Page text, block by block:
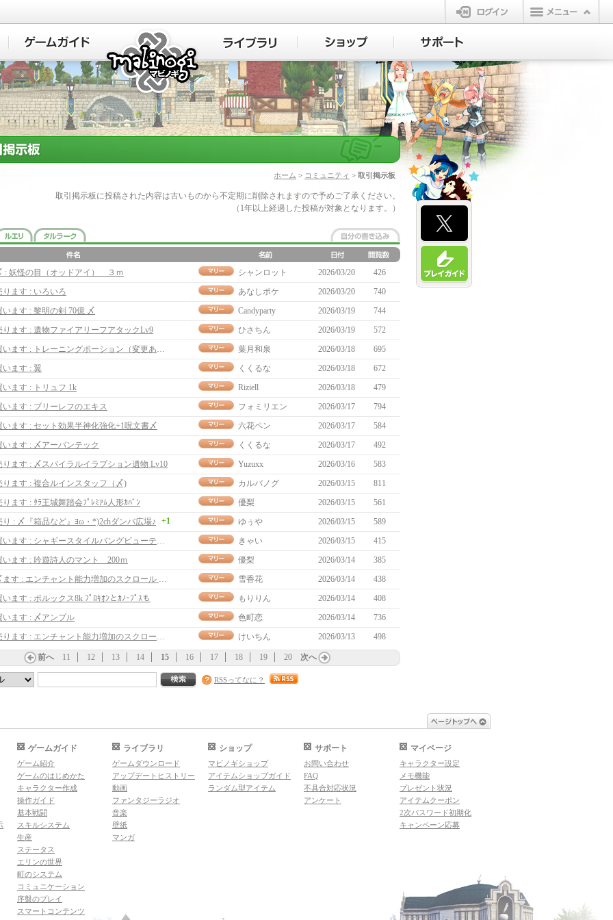
ログイン
マビノギ
ホーム > コミュニティ > 取引掲示板
取引掲示板に投稿された内容は古いものから不定期に削除されますので予めご了承ください。
（1年以上経過した投稿が対象となります。）
: 妖怪の目（オッドアイ） ３ｍ シャンロット 2026/03/20
426
ります : いろいろ
あなしポケ 2026/03/20
740
います : 黎明の剣 70億 〆
Candyparty 2026/03/19
744
ります : 遺物ファイアリーフアタックLv9
ひさちん 2026/03/19
572
買います : トレーニングポーション（変更あり）
葉月和泉 2026/03/18
695
います : 翼
くくるな 2026/03/18
672
います : トリュフ 1k
Riziell 2026/03/18
479
います : ブリーレフのエキス
フォミリエン 2026/03/17
794
います : セット効果半神化強化+1呪文書〆
六花ペン 2026/03/17
584
います : 〆アーバンテック
くくるな 2026/03/17
492
ります : 〆スパイラルイラプション遺物 Lv10
Yuzuxx 2026/03/16
583
ります : 複合ルインスタッフ（〆)
カルバノグ 2026/03/15
811
ります : ﾀﾗ王城舞踏会ﾌﾟﾚﾐｱﾑ人形ｶﾊﾞﾝ
優梨 2026/03/15
561
り : 〆『箱品など』ﾖω・*)2chダンバ広場♪
+1 ゆぅや 2026/03/15
589
買います : シャギースタイルバングビューティクーポン
きゃい 2026/03/15
415
います : 吟遊詩人のマント 200ｍ
優梨 2026/03/14
385
〆ます : エンチャント能力増加のスクロール 70M
雪香花 2026/03/14
438
います : ポルックス8k ﾌﾟﾛｷｵﾝとｶﾉｰﾌﾟｽも
もりりん 2026/03/14
408
います : 〆アンプル
色町恋 2026/03/14
736
売ります : エンチャント能力増加のスクロール 70M
けいちん 2026/03/13 498
前へ 11 12 13 14 15 16 17 18 19 20 次へ
RSSってなに？
ゲームガイド
ゲーム紹介
ゲームのはじめかた
キャラクター作成
操作ガイド
基本戦闘
スキルシステム
生産
ステータス
エリンの世界
町のシステム
コミュニケーション
序盤のプレイ
スマートコンテンツ
ライブラリ
ゲームダウンロード
アップデートヒストリー
動画
ファンタジーラジオ
音楽
壁紙
マンガ
ショップ
マビノギショップ
アイテムショップガイド
ランダム型アイテム
サポート
お問い合わせ
FAQ
不具合対応状況
アンケート
マイページ
キャラクター設定
メモ機能
プレゼント状況
アイテムクーポン
2次パスワード初期化
キャンペーン応募